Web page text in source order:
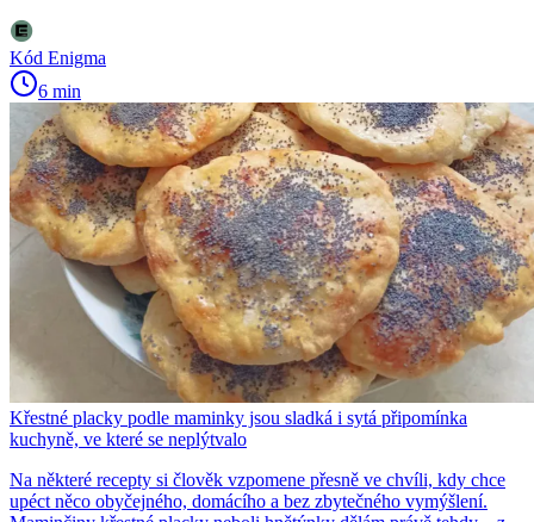
Kód Enigma
6 min
Křestné placky podle maminky jsou sladká i sytá připomínka
kuchyně, ve které se neplýtvalo
Na některé recepty si člověk vzpomene přesně ve chvíli, kdy chce
upéct něco obyčejného, domácího a bez zbytečného vymýšlení.